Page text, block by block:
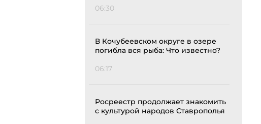
06:30
В Кочубеевском округе в озере
погибла вся рыба: Что известно?
06:17
Росреестр продолжает знакомить
с культурой народов Ставрополья